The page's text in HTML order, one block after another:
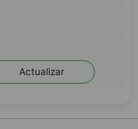
Actualizar